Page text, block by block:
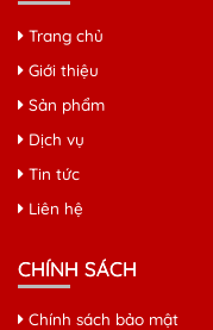
Trang chủ
Giới thiệu
Sản phẩm
Dịch vụ
Tin tức
Liên hệ
CHÍNH SÁCH
Chính sách bảo mật